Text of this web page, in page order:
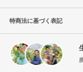
特商法に基づく表記